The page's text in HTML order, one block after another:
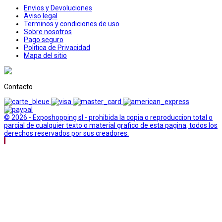
Envios y Devoluciones
Aviso legal
Terminos y condiciones de uso
Sobre nosotros
Pago seguro
Politica de Privacidad
Mapa del sitio
Contacto
© 2026 - Exposhopping sl - prohibida la copia o reproduccion total o
parcial de cualquier texto o material grafico de esta pagina, todos los
derechos reservados por sus creadores.